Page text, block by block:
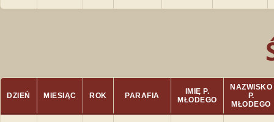
DZIEŃ MIESIĄC ROK PARAFIA
IMIĘ P.
MŁODEGO
NAZWISKO
P.
MŁODEGO